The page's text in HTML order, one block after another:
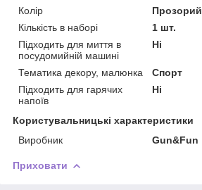
Колір
Прозорий
Кількість в наборі
1 шт.
Підходить для миття в
посудомийній машині
Ні
Тематика декору, малюнка
Спорт
Підходить для гарячих
напоїв
Ні
Користувальницькі характеристики
Виробник
Gun&Fun
Приховати